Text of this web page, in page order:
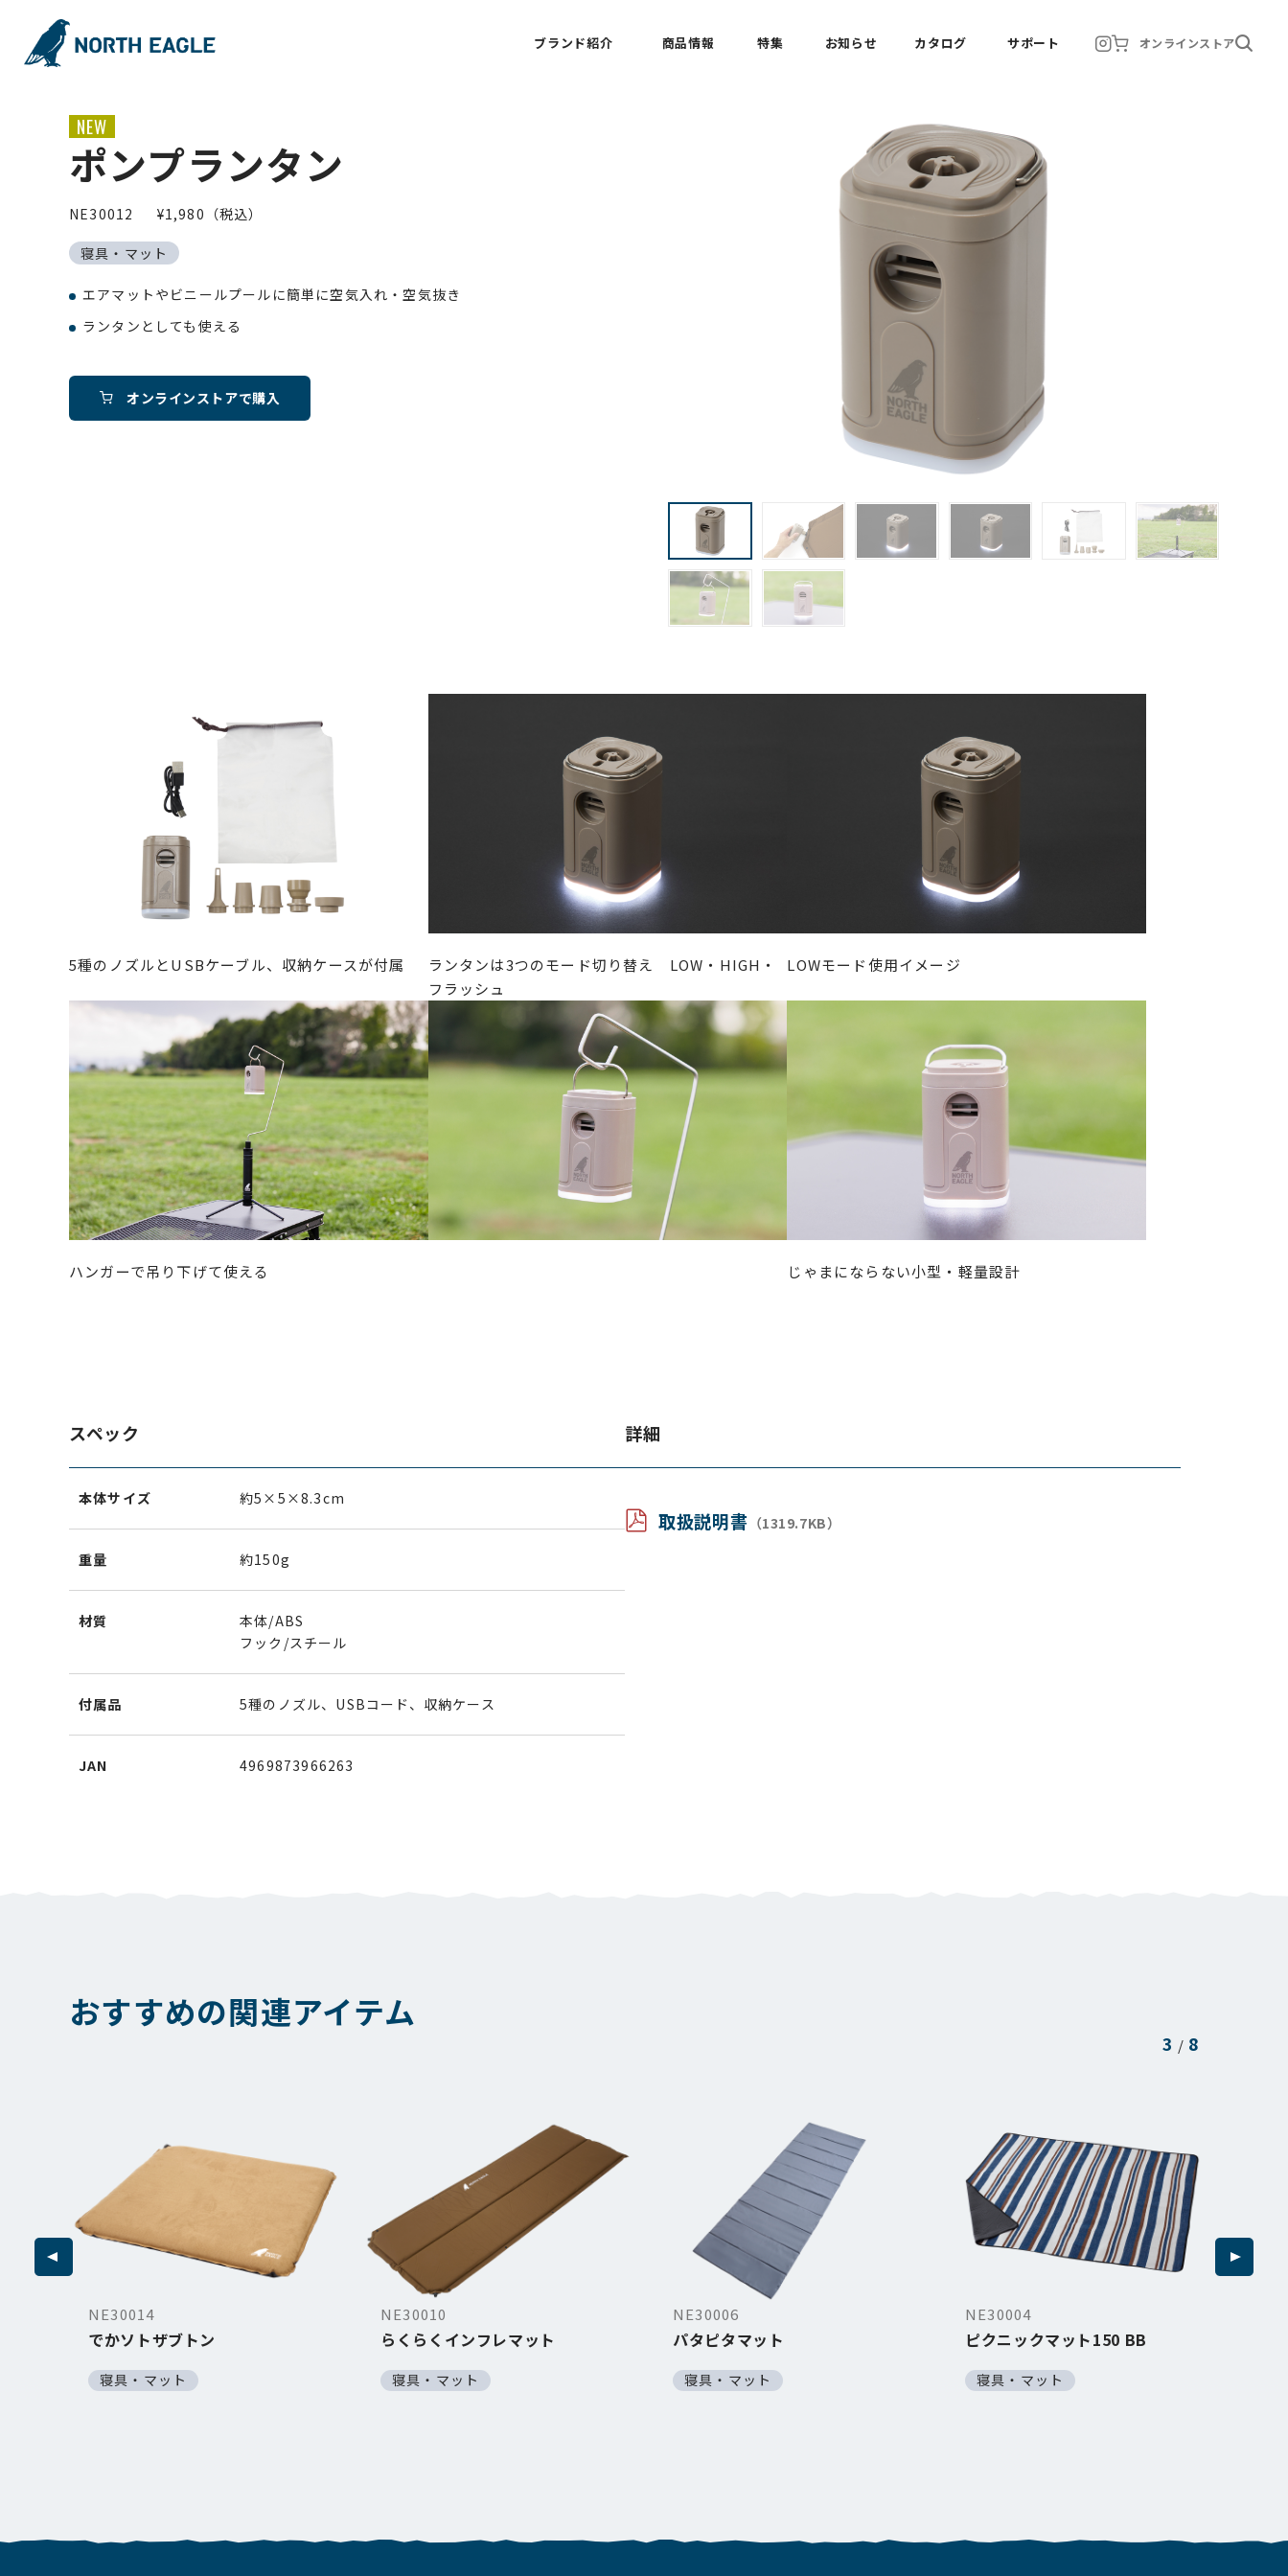
ブランド紹介 商品情報 特集 お知らせ カタログ サポート オンラインストア
NEW
ポンプランタン
NE30012 ¥1,980（税込）
寝具・マット
エアマットやビニールプールに簡単に空気入れ・空気抜き
ランタンとしても使える
オンラインストアで購入
5種のノズルとUSBケーブル、収納ケースが付属
ランタンは3つのモード切り替え LOW・HIGH・
フラッシュ
LOWモード使用イメージ
ハンガーで吊り下げて使える じゃまにならない小型・軽量設計
スペック
本体サイズ 約5×5×8.3cm
重量 約150g
材質
本体/ABS
フック/スチール
付属品 5種のノズル、USBコード、収納ケース
JAN 4969873966263
詳細
取扱説明書 （1319.7KB）
おすすめの関連アイテム
3 / 8
NE30014
でかソトザブトン
寝具・マット
NE30010
らくらくインフレマット
寝具・マット
NE30006
パタピタマット
寝具・マット
NE30004
ピクニックマット150 BB
寝具・マット